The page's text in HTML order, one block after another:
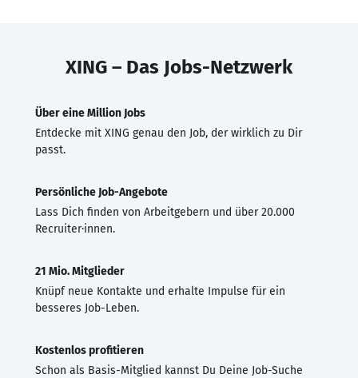
XING – Das Jobs-Netzwerk
Über eine Million Jobs
Entdecke mit XING genau den Job, der wirklich zu Dir
passt.
Persönliche Job-Angebote
Lass Dich finden von Arbeitgebern und über 20.000
Recruiter·innen.
21 Mio. Mitglieder
Knüpf neue Kontakte und erhalte Impulse für ein
besseres Job-Leben.
Kostenlos profitieren
Schon als Basis-Mitglied kannst Du Deine Job-Suche